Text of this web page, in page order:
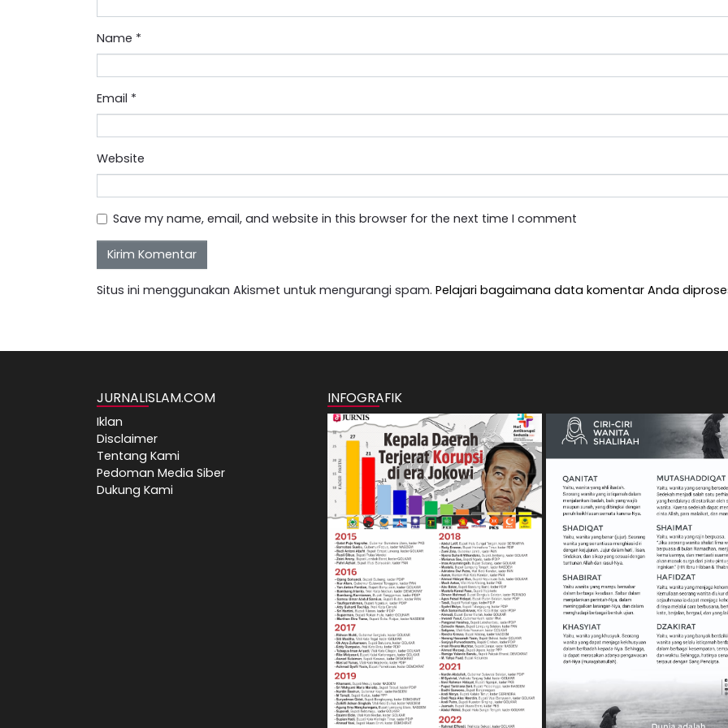
Name *
Email *
Website
Save my name, email, and website in this browser for the next time I comment
Situs ini menggunakan Akismet untuk mengurangi spam. Pelajari bagaimana data komentar Anda
JURNALISLAM.COM
Iklan
Disclaimer
Tentang Kami
Pedoman Media Siber
Dukung Kami
INFOGRAFIK